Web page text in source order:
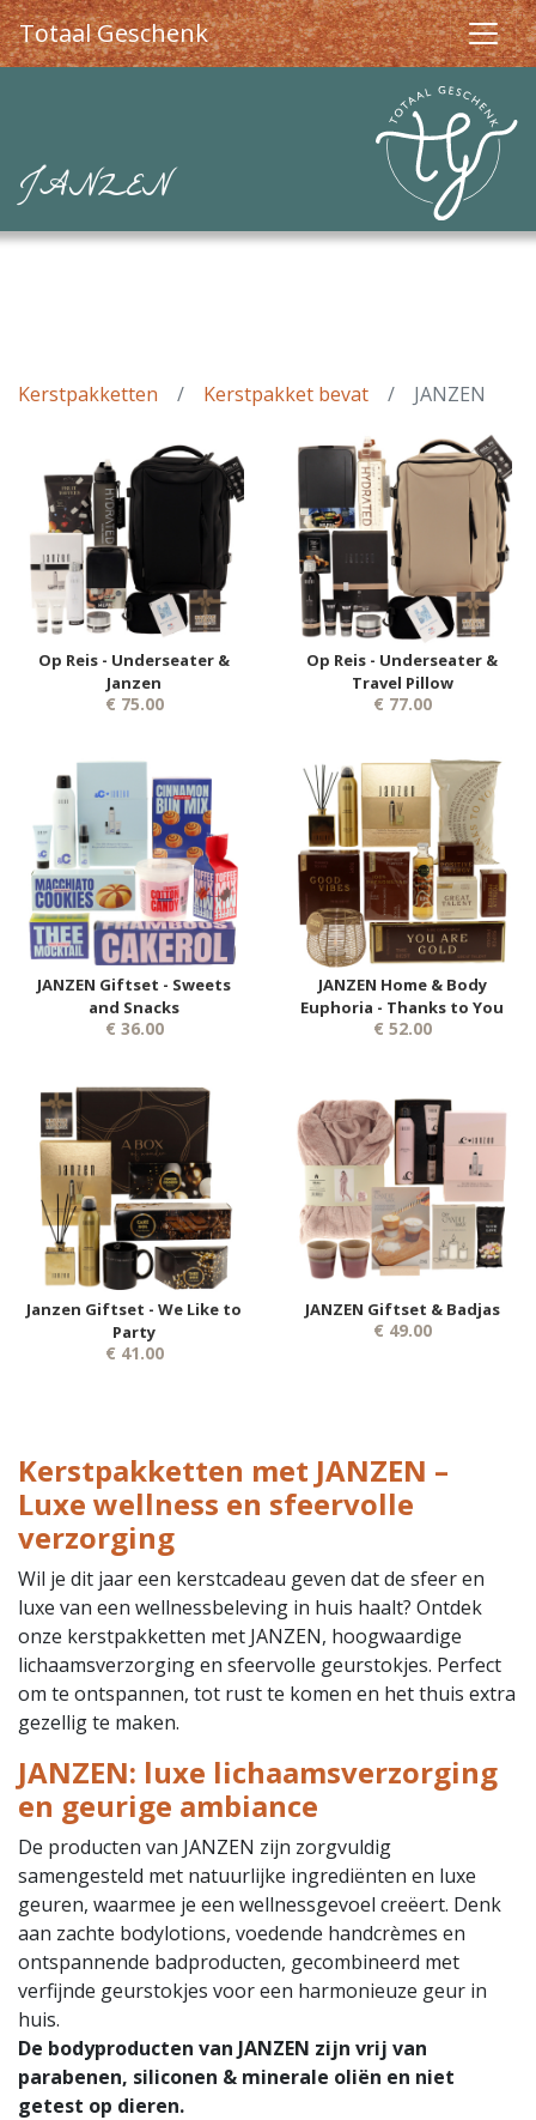
Totaal Geschenk
JANZEN
Kerstpakketten Kerstpakket bevat JANZEN
Op Reis - Underseater &
Janzen
€ 75.00
Op Reis - Underseater &
Travel Pillow
€ 77.00
JANZEN Giftset - Sweets
and Snacks
€ 36.00
JANZEN Home & Body
Euphoria - Thanks to You
€ 52.00
Janzen Giftset - We Like to
Party
€ 41.00
JANZEN Giftset & Badjas
€ 49.00
Kerstpakketten met JANZEN –
Luxe wellness en sfeervolle
verzorging
Wil je dit jaar een kerstcadeau geven dat de sfeer en
luxe van een wellnessbeleving in huis haalt? Ontdek
onze kerstpakketten met JANZEN, hoogwaardige
lichaamsverzorging en sfeervolle geurstokjes. Perfect
om te ontspannen, tot rust te komen en het thuis extra
gezellig te maken.
JANZEN: luxe lichaamsverzorging
en geurige ambiance
De producten van JANZEN zijn zorgvuldig
samengesteld met natuurlijke ingrediënten en luxe
geuren, waarmee je een wellnessgevoel creëert. Denk
aan zachte bodylotions, voedende handcrèmes en
ontspannende badproducten, gecombineerd met
verfijnde geurstokjes voor een harmonieuze geur in
huis.
De bodyproducten van JANZEN zijn vrij van
parabenen, siliconen & minerale oliën en niet
getest op dieren.